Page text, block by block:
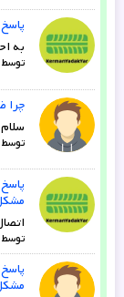
به
توسط
چرا
توسط
توسط